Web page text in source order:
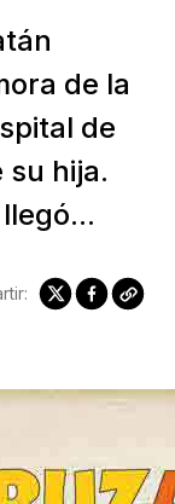
de la
de
su hija.